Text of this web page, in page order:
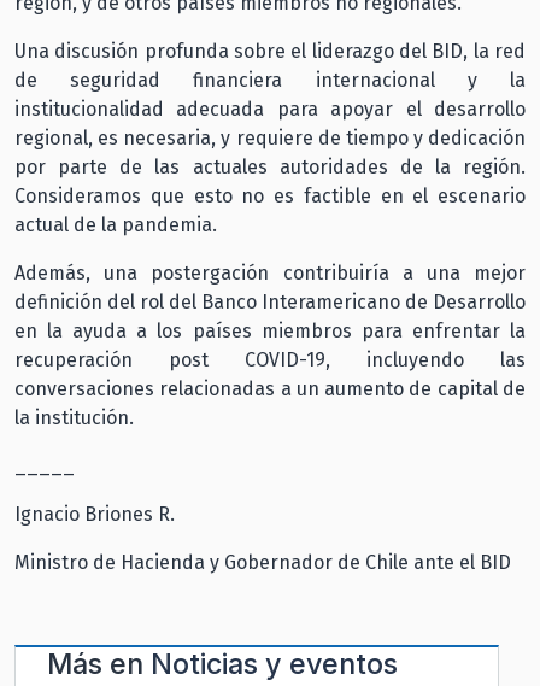
Una discusión profunda sobre el liderazgo del BID, la red
de seguridad financiera internacional y la
institucionalidad adecuada para apoyar el desarrollo
regional, es necesaria, y requiere de tiempo y dedicación
por parte de las actuales autoridades de la región.
Consideramos que esto no es factible en el escenario
actual de la pandemia.
Además, una postergación contribuiría a una mejor
definición del rol del Banco Interamericano de Desarrollo
en la ayuda a los países miembros para enfrentar la
recuperación post COVID-19, incluyendo las
conversaciones relacionadas a un aumento de capital de
la institución.
Ignacio Briones R.
Ministro de Hacienda y Gobernador de Chile ante el BID
Más en Noticias y eventos